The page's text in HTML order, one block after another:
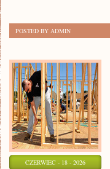
POSTED BY ADMIN
CZERWIEC - 18 - 2026